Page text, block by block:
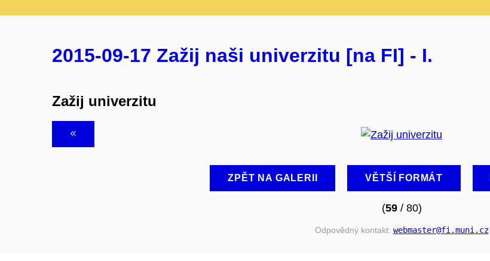
2015-09-17 Zažij naši univerzitu [na FI] - I.
Zažij univerzitu
ZPĚT NA GALERII VĚTŠÍ FORMÁT
(59/ 80)
Odpovědný kontakt: webmaster@fi .muni .cz